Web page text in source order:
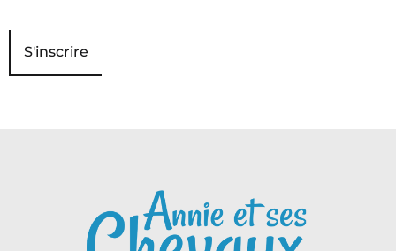
S'inscrire